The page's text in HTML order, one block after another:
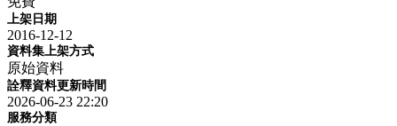
上架日期
2016-12-12
資料集上架方式
原始資料
詮釋資料更新時間
2026-06-23 22:20
服務分類